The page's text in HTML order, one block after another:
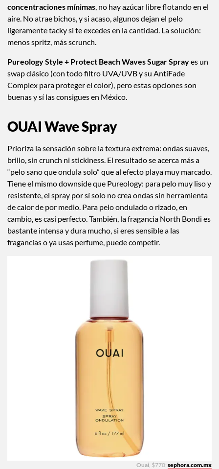
concentraciones mínimas, no hay azúcar libre flotando en el
aire. No atrae bichos, y si acaso, algunos dejan el pelo
ligeramente tacky si te excedes en la cantidad. La solución:
menos spritz, más scrunch.
Pureology Style + Protect Beach Waves Sugar Sprayes un
swap clásico (con todo filtro UVA/UVB y su AntiFade
Complex para proteger el color), pero estas opciones son
buenas y sí las consigues en México.
OUAI Wave Spray
Prioriza la sensación sobre la textura extrema: ondas suaves,
brillo, sin crunch ni stickiness. El resultado se acerca más a
“pelo sano que ondula solo” que al efecto playa muy marcado.
Tiene el mismo downside que Pureology: para pelo muy liso y
resistente, el spray por sí solo no crea ondas sin herramienta
de calor de por medio. Para pelo ondulado o rizado, en
cambio, es casi perfecto. También, la fragancia North Bondi es
bastante intensa y dura mucho, si eres sensible a las
fragancias o ya usas perfume, puede competir.
Ouai , $770; sephora.com.mx